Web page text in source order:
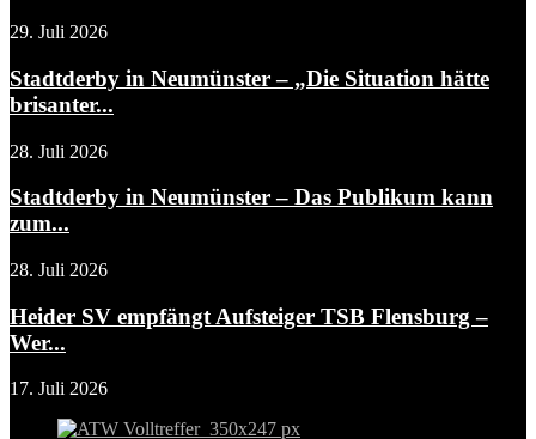
29. Juli 2026
Stadtderby in Neumünster – „Die Situation hätte
brisanter...
28. Juli 2026
Stadtderby in Neumünster – Das Publikum kann
zum...
28. Juli 2026
Heider SV empfängt Aufsteiger TSB Flensburg –
Wer...
17. Juli 2026